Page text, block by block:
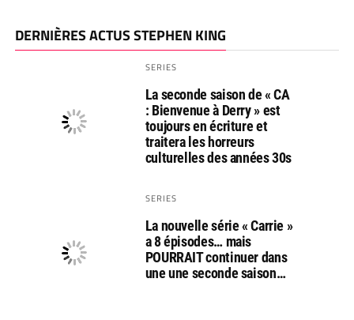
DERNIÈRES ACTUS STEPHEN KING
SERIES
La seconde saison de « CA
: Bienvenue à Derry » est
toujours en écriture et
traitera les horreurs
culturelles des années 30s
SERIES
La nouvelle série « Carrie »
a 8 épisodes… mais
POURRAIT continuer dans
une une seconde saison…